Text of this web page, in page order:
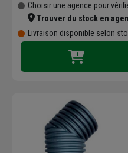
Choisir une agence pour
Trouver du stock en
Livraison disponible selon